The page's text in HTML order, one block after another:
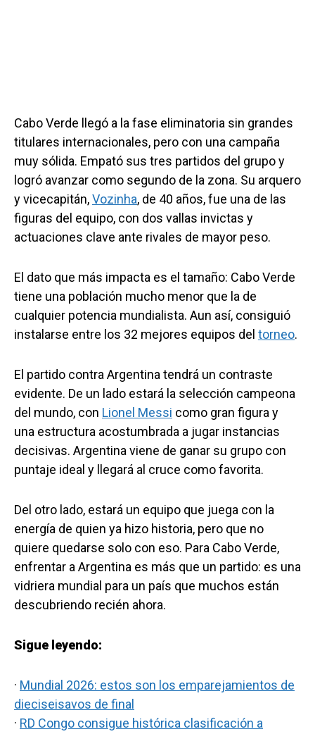
Cabo Verde llegó a la fase eliminatoria sin grandes
titulares internacionales, pero con una campaña
muy sólida. Empató sus tres partidos del grupo y
logró avanzar como segundo de la zona. Su arquero
y vicecapitán,Vozinha, de 40 años, fue una de las
figuras del equipo, con dos vallas invictas y
actuaciones clave ante rivales de mayor peso.
El dato que más impacta es el tamaño: Cabo Verde
tiene una población mucho menor que la de
cualquier potencia mundialista. Aun así, consiguió
instalarse entre los 32 mejores equipos del torneo.
El partido contra Argentina tendrá un contraste
evidente. De un lado estará la selección campeona
del mundo, con Lionel Messi como gran figura y
una estructura acostumbrada a jugar instancias
decisivas. Argentina viene de ganar su grupo con
puntaje ideal y llegará al cruce como favorita.
Del otro lado, estará un equipo que juega con la
energía de quien ya hizo historia, pero que no
quiere quedarse solo con eso. Para Cabo Verde,
enfrentar a Argentina es más que un partido: es una
vidriera mundial para un país que muchos están
descubriendo recién ahora.
Sigue leyendo:
· Mundial 2026: estos son los emparejamientos de
dieciseisavos de final
· RD Congo consigue histórica clasificación a